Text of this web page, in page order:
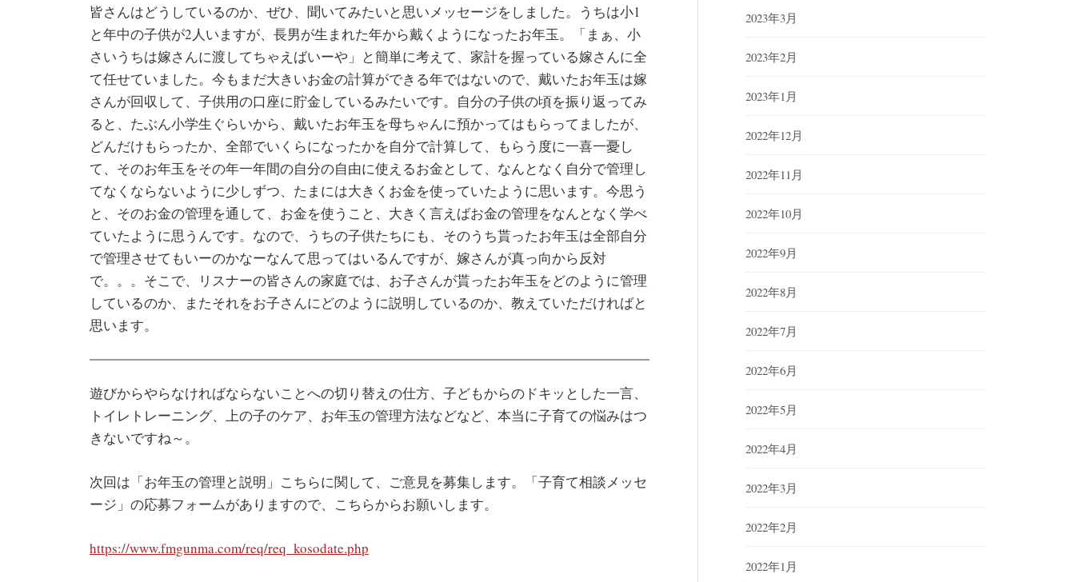
皆さんはどうしているのか、ぜひ、聞いてみたいと思いメッセージをしました。うちは小1
と年中の子供が2人いますが、長男が生まれた年から戴くようになったお年玉。「まぁ、小
さいうちは嫁さんに渡してちゃえばいーや」と簡単に考えて、家計を握っている嫁さんに全
て任せていました。今もまだ大きいお金の計算ができる年ではないので、戴いたお年玉は嫁
さんが回収して、子供用の口座に貯金しているみたいです。自分の子供の頃を振り返ってみ
ると、たぶん小学生ぐらいから、戴いたお年玉を母ちゃんに預かってはもらってましたが、
どんだけもらったか、全部でいくらになったかを自分で計算して、もらう度に一喜一憂し
て、そのお年玉をその年一年間の自分の自由に使えるお金として、なんとなく自分で管理し
てなくならないように少しずつ、たまには大きくお金を使っていたように思います。今思う
と、そのお金の管理を通して、お金を使うこと、大きく言えばお金の管理をなんとなく学べ
ていたように思うんです。なので、うちの子供たちにも、そのうち貰ったお年玉は全部自分
で管理させてもいーのかなーなんて思ってはいるんですが、嫁さんが真っ向から反対
で。。。そこで、リスナーの皆さんの家庭では、お子さんが貰ったお年玉をどのように管理
しているのか、またそれをお子さんにどのように説明しているのか、教えていただければと
思います。
遊びからやらなければならないことへの切り替えの仕方、子どもからのドキッとした一言、
トイレトレーニング、上の子のケア、お年玉の管理方法などなど、本当に子育ての悩みはつ
きないですね～。
次回は「お年玉の管理と説明」こちらに関して、ご意見を募集します。「子育て相談メッセ
ージ」の応募フォームがありますので、こちらからお願いします。
https://www.fmgunma.com/req/req_kosodate.php
2023年3月
2023年2月
2023年1月
2022年12月
2022年11月
2022年10月
2022年9月
2022年8月
2022年7月
2022年6月
2022年5月
2022年4月
2022年3月
2022年2月
2022年1月